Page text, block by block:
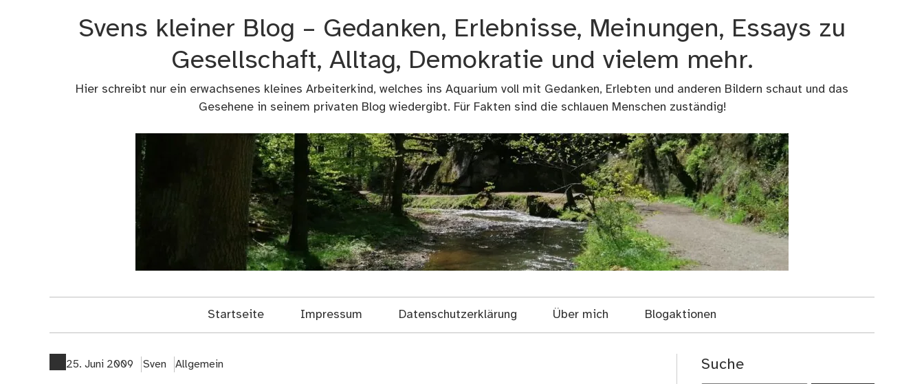
Svens kleiner Blog – Gedanken, Erlebnisse, Meinungen, Essays zu
Gesellschaft, Alltag, Demokratie und vielem mehr.
Hier schreibt nur ein erwachsenes kleines Arbeiterkind, welches ins Aquarium voll mit Gedanken, Erlebten und anderen Bildern schaut und das
Gesehene in seinem privaten Blog wiedergibt. Für Fakten sind die schlauen Menschen zuständig!
Startseite Impressum Datenschutzerklärung Über mich Blogaktionen
25. Juni 2009 Sven Allgemein Suche